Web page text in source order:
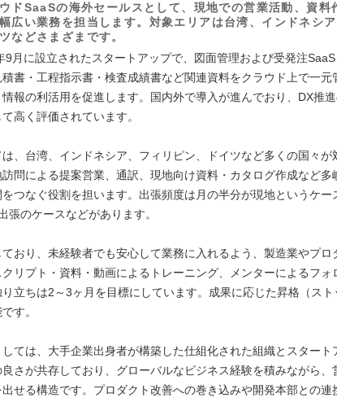
ドSaaSの海外セールスとして、現地での営業活動、資料
広い業務を担当します。対象エリアは台湾、インドネシ
などさまざまです。
9月に設立されたスタートアップで、図面管理および受発注
書・工程指示書・検査成績書など関連資料をクラウド上で一元
報の利活用を促進します。国内外で導入が進んでおり、DX推
高く評価されています。
、台湾、インドネシア、フィリピン、ドイツなど多くの国々が
問による提案営業、通訳、現地向け資料・カタログ作成など多
つなぐ役割を担います。出張頻度は月の半分が現地というケー
張のケースなどがあります。
おり、未経験者でも安心して業務に入れるよう、製造業やプロ
リプト・資料・動画によるトレーニング、メンターによるフォ
立ちは2～3ヶ月を目標にしています。成果に応じた昇格（ス
す。
ては、大手企業出身者が構築した仕組化された組織とスタート
さが共存しており、グローバルなビジネス経験を積みながら、
せる構造です。プロダクト改善への巻き込みや開発本部との連